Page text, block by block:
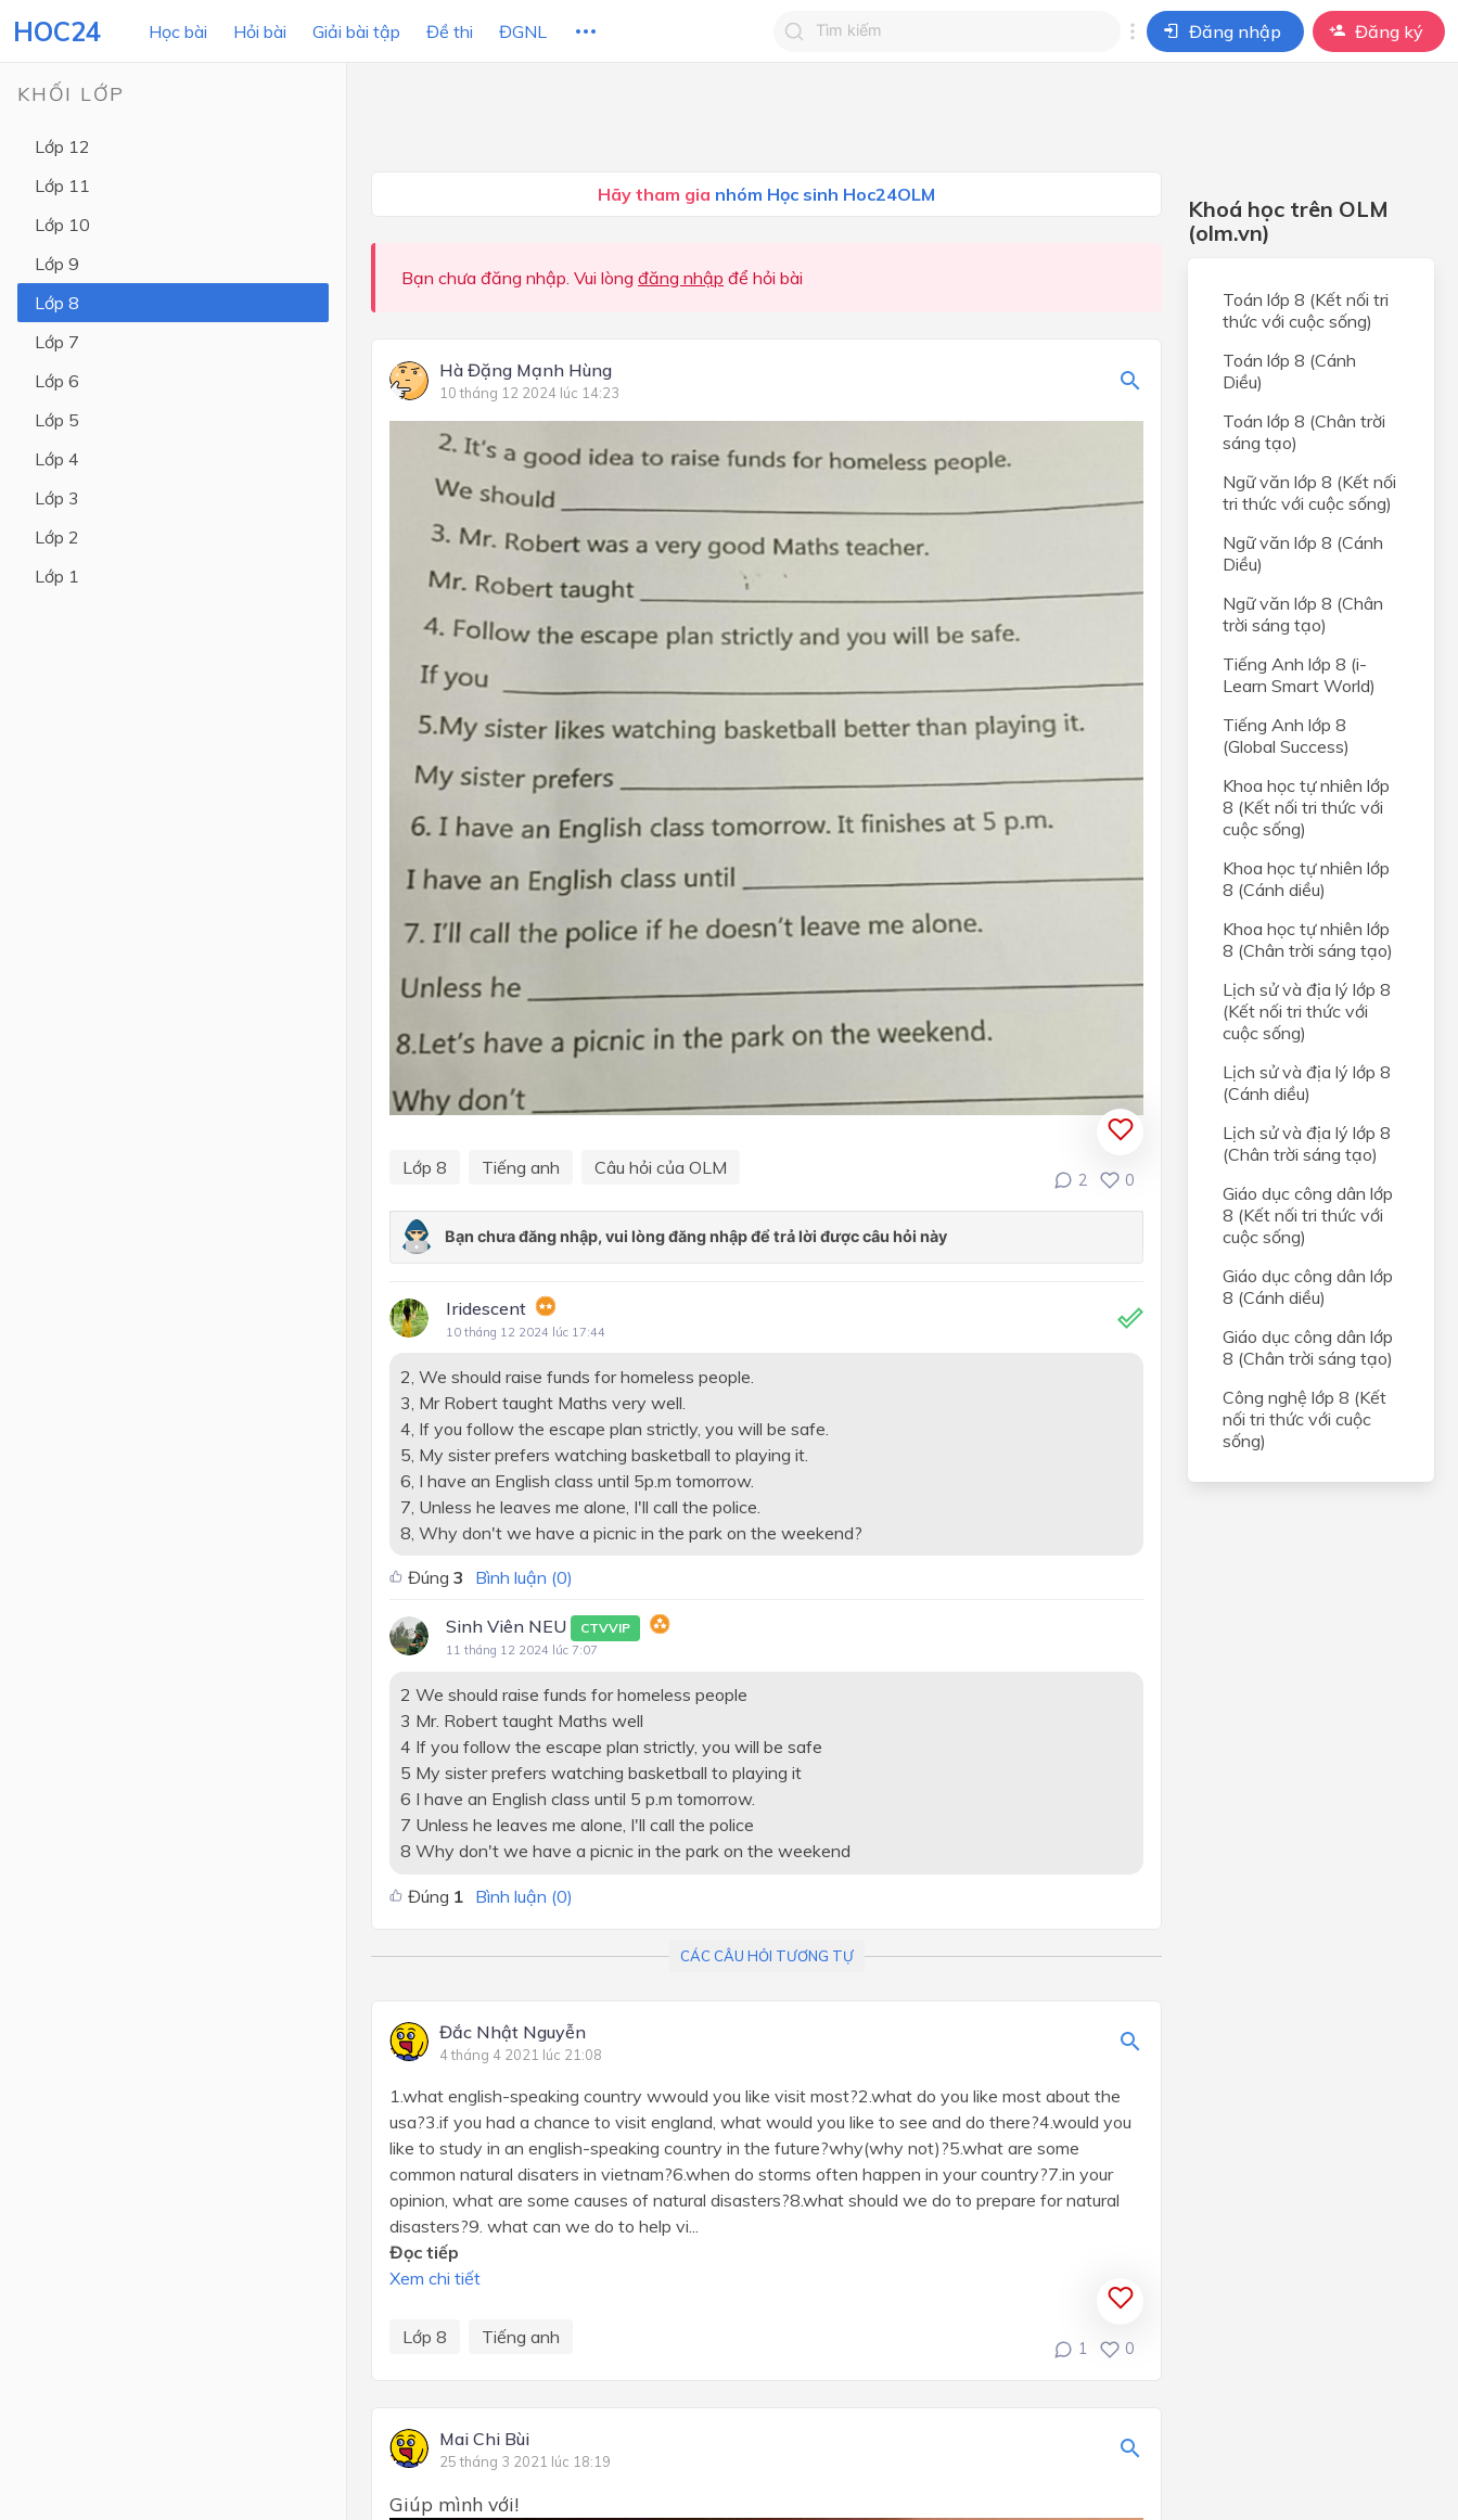
HOC24 Học bài Hỏi bài Giải bài tập Đề thi ĐGNL Đăng nhập Đăng ký
Lớp 10
Lớp 9
KHỐI LỚP
Lớp 12
Lớp 11
Lớp 10
Lớp 9
Lớp 8
Lớp 7
Lớp 6
Lớp 5
Lớp 4
Lớp 3
Lớp 2
Lớp 1
Hãy tham gia nhóm Học sinh Hoc24OLM
Bạn chưa đăng nhập. Vui lòng đăng nhập để hỏi bài
Hà Đặng Mạnh Hùng
10 tháng 12 2024 lúc 14:23
Lớp 8 Tiếng anh Câu hỏi của OLM
2 0
Iridescent
10 tháng 12 2024 lúc 17:44
2, We should raise funds for homeless people.
3, Mr Robert taught Maths very well.
4, If you follow the escape plan strictly, you will be safe.
5, My sister prefers watching basketball to playing it.
6, I have an English class until 5p.m tomorrow.
7, Unless he leaves me alone, I'll call the police.
8, Why don't we have a picnic in the park on the weekend?
Đúng 3 Bình luận (0)
Sinh Viên NEU CTVVIP
11 tháng 12 2024 lúc 7:07
2 We should raise funds for homeless people
3 Mr. Robert taught Maths well
4 If you follow the escape plan strictly, you will be safe
5 My sister prefers watching basketball to playing it
6 I have an English class until 5 p.m tomorrow.
7 Unless he leaves me alone, I'll call the police
8 Why don't we have a picnic in the park on the weekend
Đúng 1 Bình luận (0)
CÁC CÂU HỎI TƯƠNG TỰ
Đắc Nhật Nguyễn
4 tháng 4 2021 lúc 21:08
1.what english-speaking country wwould you like visit most?2.what do you like most about the
usa?3.if you had a chance to visit england, what would you like to see and do there?4.would you
like to study in an english-speaking country in the future?why(why not)?5.what are some
common natural disaters in vietnam?6.when do storms often happen in your country?7.in your
opinion, what are some causes of natural disasters?8.what should we do to prepare for natural
disasters?9. what can we do to help vi...
Đọc tiếp
Xem chi tiết
Lớp 8 Tiếng anh
1 0
Mai Chi Bùi
25 tháng 3 2021 lúc 18:19
Giúp mình với!
Khoá học trên OLM
(olm.vn)
Toán lớp 8 (Kết nối tri
thức với cuộc sống)
Toán lớp 8 (Cánh
Diều)
Toán lớp 8 (Chân trời
sáng tạo)
Ngữ văn lớp 8 (Kết nối
tri thức với cuộc sống)
Ngữ văn lớp 8 (Cánh
Diều)
Ngữ văn lớp 8 (Chân
trời sáng tạo)
Tiếng Anh lớp 8 (i-
Learn Smart World)
Tiếng Anh lớp 8
(Global Success)
Khoa học tự nhiên lớp
8 (Kết nối tri thức với
cuộc sống)
Khoa học tự nhiên lớp
8 (Cánh diều)
Khoa học tự nhiên lớp
8 (Chân trời sáng tạo)
Lịch sử và địa lý lớp 8
(Kết nối tri thức với
cuộc sống)
Lịch sử và địa lý lớp 8
(Cánh diều)
Lịch sử và địa lý lớp 8
(Chân trời sáng tạo)
Giáo dục công dân lớp
8 (Kết nối tri thức với
cuộc sống)
Giáo dục công dân lớp
8 (Cánh diều)
Giáo dục công dân lớp
8 (Chân trời sáng tạo)
Công nghệ lớp 8 (Kết
nối tri thức với cuộc
sống)